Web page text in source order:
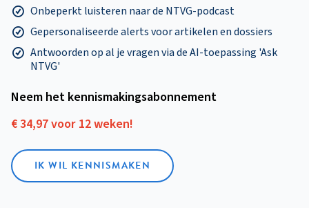
Onbeperkt luisteren naar de NTVG-podcast
Gepersonaliseerde alerts voor artikelen en dossiers
Antwoorden op al je vragen via de AI-toepassing 'Ask
NTVG'
Neem het kennismakings­abonnement
€ 34,97 voor 12 weken!
IK WIL KENNISMAKEN